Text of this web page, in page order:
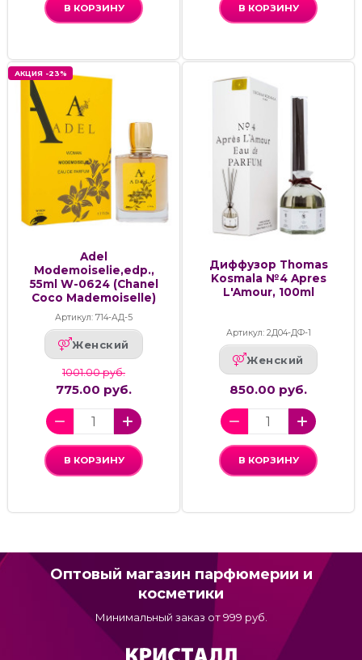
В КОРЗИНУ В КОРЗИНУ
АКЦИЯ -23%
Adel
Modemoiselie,edp.,
55ml W-0624 (Chanel
Coco Mademoiselle)
Артикул: 714-АД-5
Женский
1001.00 руб.
775.00 руб.
В КОРЗИНУ
Диффузор Thomas
Kosmala №4 Apres
L'Amour, 100ml
Артикул: 2Д04-ДФ-1
Женский
850.00 руб.
В КОРЗИНУ
Оптовый магазин парфюмерии и
косметики
Минимальный заказ от 999 руб.